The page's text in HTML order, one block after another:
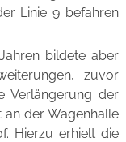
Linie 9 befahren
bildete aber
zuvor
Verlängerung der
an der Wagenhalle
Hierzu erhielt die